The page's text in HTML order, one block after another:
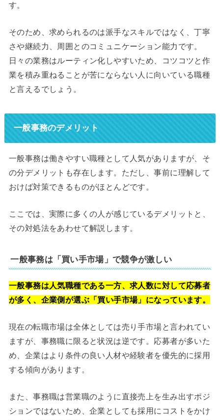
す。
そのため、求められるのは派手なスキルではなく、丁寧
さや継続力、周囲とのコミュニケーション能力です。
日々の業務はルーティン化しやすいため、コツコツと作
業を積み重ねることが苦にならない人に向いている職種
と言えるでしょう。
一般事務のデメリット
一般事務は働きやすい職種として人気がありますが、そ
の分デメリットも存在します。ただし、事前に理解して
おけば対策できるものがほとんどです。
ここでは、実際に多くの人が感じているデメリットと、
その対処法をあわせて解説します。
一般事務は「買い手市場」で競争が激しい
一般事務は人気職種である一方、求人数に対して応募者
が多く、企業側が選ぶ「買い手市場」になっています。
現在の転職市場は全体としては売り手市場と言われてい
ますが、事務職に限ると状況は逆です。応募者が多いた
め、企業はより条件の良い人材や経験者を優先的に採用
する傾向があります。
また、事務職は営業職のように直接売上を生み出すポジ
ションではないため、企業としても採用にコストをかけ